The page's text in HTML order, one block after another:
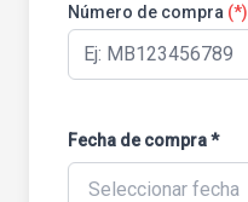
Número de compra (*)
Fecha de compra *
Seleccionar fecha